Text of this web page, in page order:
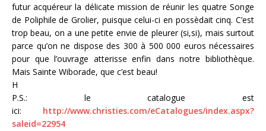
futur acquéreur la délicate mission de réunir les quatre Songe
de Poliphile de Grolier, puisque celui-ci en possèdait cinq. C’est
trop beau, on a une petite envie de pleurer (si,si), mais surtout
parce qu’on ne dispose des 300 à 500 000 euros nécessaires
pour que l’ouvrage atterisse enfin dans notre bibliothèque.
Mais Sainte Wiborade, que c’est beau!
H
P.S.: le catalogue est
ici: http://www.christies.com/eCatalogues/index.aspx?
saleid=22954